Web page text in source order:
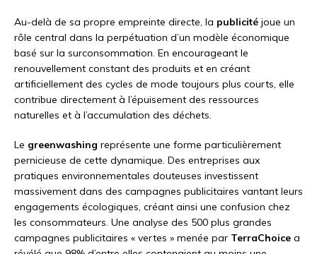
Au-delà de sa propre empreinte directe, la publicité joue un
rôle central dans la perpétuation d’un modèle économique
basé sur la surconsommation. En encourageant le
renouvellement constant des produits et en créant
artificiellement des cycles de mode toujours plus courts, elle
contribue directement à l’épuisement des ressources
naturelles et à l’accumulation des déchets.
Le greenwashing représente une forme particulièrement
pernicieuse de cette dynamique. Des entreprises aux
pratiques environnementales douteuses investissent
massivement dans des campagnes publicitaires vantant leurs
engagements écologiques, créant ainsi une confusion chez
les consommateurs. Une analyse des 500 plus grandes
campagnes publicitaires « vertes » menée par TerraChoice a